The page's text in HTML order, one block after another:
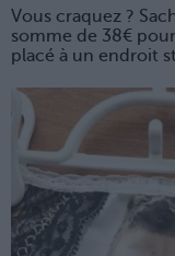
Vous craquez ?
somme de 38€
placé à un endroit